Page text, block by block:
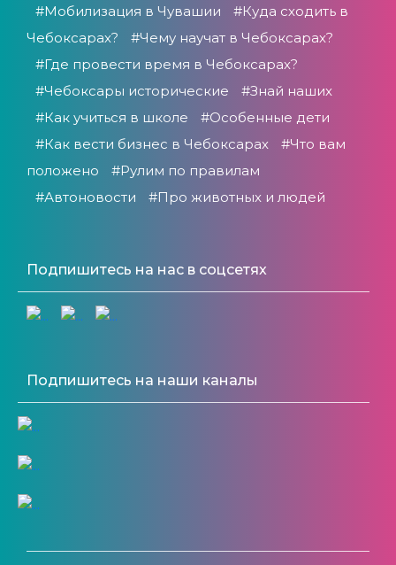
#Мобилизация в Чувашии
#Куда сходить в
Чебоксарах?
#Чему научат в Чебоксарах?
#Где провести время в Чебоксарах?
#Чебоксары исторические
#Знай наших
#Как учиться в школе
#Особенные дети
#Как вести бизнес в Чебоксарах
#Что вам
положено
#Рулим по правилам
#Автоновости
#Про животных и людей
Подпишитесь на нас в соцсетях
Подпишитесь на наши каналы